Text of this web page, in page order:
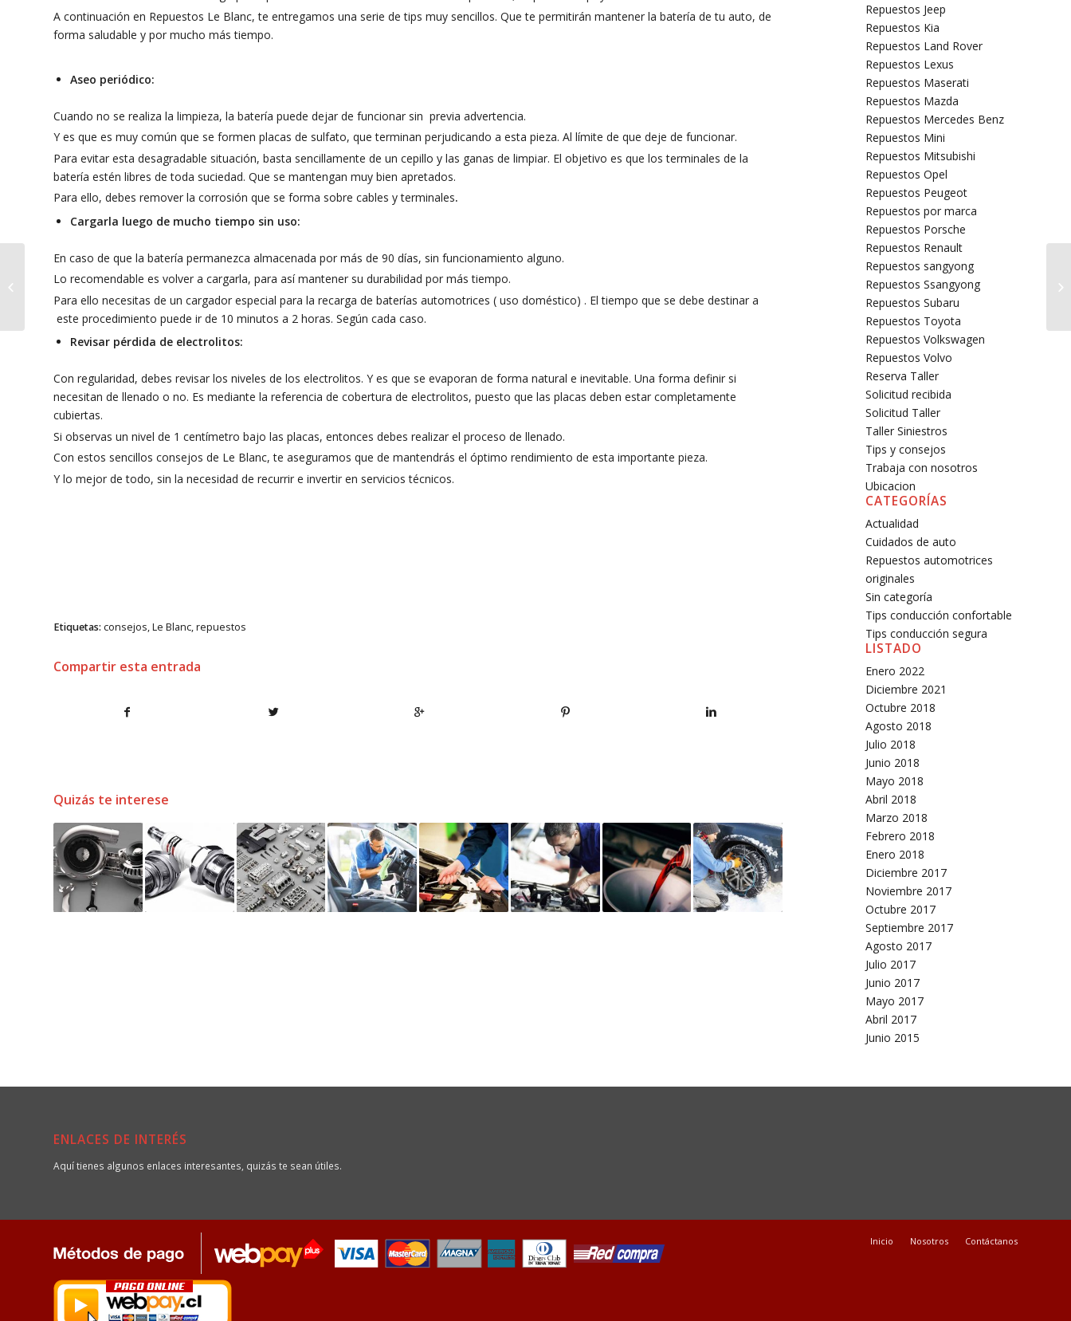
A continuación en Repuestos Le Blanc, te entregamos una serie de tips muy sencillos. Que te permitirán mantener la batería de tu auto, de
forma saludable y por mucho más tiempo.
Aseo periódico:
Cuando no se realiza la limpieza, la batería puede dejar de funcionar sin previa advertencia.
Y es que es muy común que se formen placas de sulfato, que terminan perjudicando a esta pieza. Al límite de que deje de funcionar.
Para evitar esta desagradable situación, basta sencillamente de un cepillo y las ganas de limpiar. El objetivo es que los terminales de la
batería estén libres de toda suciedad. Que se mantengan muy bien apretados.
Para ello, debes remover la corrosión que se forma sobre cables y terminales.
Cargarla luego de mucho tiempo sin uso:
En caso de que la batería permanezca almacenada por más de 90 días, sin funcionamiento alguno.
Lo recomendable es volver a cargarla, para así mantener su durabilidad por más tiempo.
Para ello necesitas de un cargador especial para la recarga de baterías automotrices ( uso doméstico) . El tiempo que se debe destinar a
este procedimiento puede ir de 10 minutos a 2 horas. Según cada caso.
Revisar pérdida de electrolitos:
Con regularidad, debes revisar los niveles de los electrolitos. Y es que se evaporan de forma natural e inevitable. Una forma definir si
necesitan de llenado o no. Es mediante la referencia de cobertura de electrolitos, puesto que las placas deben estar completamente
cubiertas.
Si observas un nivel de 1 centímetro bajo las placas, entonces debes realizar el proceso de llenado.
Con estos sencillos consejos de Le Blanc, te aseguramos que de mantendrás el óptimo rendimiento de esta importante pieza.
Y lo mejor de todo, sin la necesidad de recurrir e invertir en servicios técnicos.
Etiquetas: consejos,Le Blanc,repuestos
Compartir esta entrada
Quizás te interese
Repuestos Jeep
Repuestos Kia
Repuestos Land Rover
Repuestos Lexus
Repuestos Maserati
Repuestos Mazda
Repuestos Mercedes Benz
Repuestos Mini
Repuestos Mitsubishi
Repuestos Opel
Repuestos Peugeot
Repuestos por marca
Repuestos Porsche
Repuestos Renault
Repuestos sangyong
Repuestos Ssangyong
Repuestos Subaru
Repuestos Toyota
Repuestos Volkswagen
Repuestos Volvo
Reserva Taller
Solicitud recibida
Solicitud Taller
Taller Siniestros
Tips y consejos
Trabaja con nosotros
Ubicacion
CATEGORÍAS
Actualidad
Cuidados de auto
Repuestos automotrices
originales
Sin categoría
Tips conducción confortable
Tips conducción segura
LISTADO
Enero 2022
Diciembre 2021
Octubre 2018
Agosto 2018
Julio 2018
Junio 2018
Mayo 2018
Abril 2018
Marzo 2018
Febrero 2018
Enero 2018
Diciembre 2017
Noviembre 2017
Octubre 2017
Septiembre 2017
Agosto 2017
Julio 2017
Junio 2017
Mayo 2017
Abril 2017
Junio 2015
ENLACES DE INTERÉS
Aquí tienes algunos enlaces interesantes, quizás te sean útiles.
Inicio Nosotros Contáctanos
Le Blanc te aconseja:
lo que debes llevar en
tu auto en la
temporada de inv...